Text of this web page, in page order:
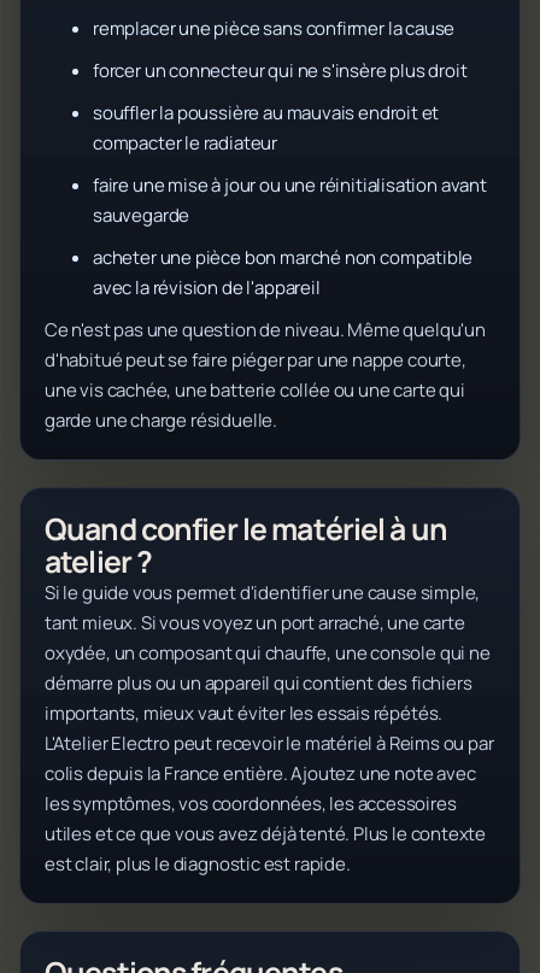
remplacer une pièce sans confirmer la cause
forcer un connecteur qui ne s'insère plus droit
souffler la poussière au mauvais endroit et
compacter le radiateur
faire une mise à jour ou une réinitialisation avant
sauvegarde
acheter une pièce bon marché non compatible
avec la révision de l'appareil
Ce n'est pas une question de niveau. Même quelqu'un
d'habitué peut se faire piéger par une nappe courte,
une vis cachée, une batterie collée ou une carte qui
garde une charge résiduelle.
Quand confier le matériel à un
atelier ?
Si le guide vous permet d'identifier une cause simple,
tant mieux. Si vous voyez un port arraché, une carte
oxydée, un composant qui chauffe, une console qui ne
démarre plus ou un appareil qui contient des fichiers
importants, mieux vaut éviter les essais répétés.
L'Atelier Electro peut recevoir le matériel à Reims ou par
colis depuis la France entière. Ajoutez une note avec
les symptômes, vos coordonnées, les accessoires
utiles et ce que vous avez déjà tenté. Plus le contexte
est clair, plus le diagnostic est rapide.